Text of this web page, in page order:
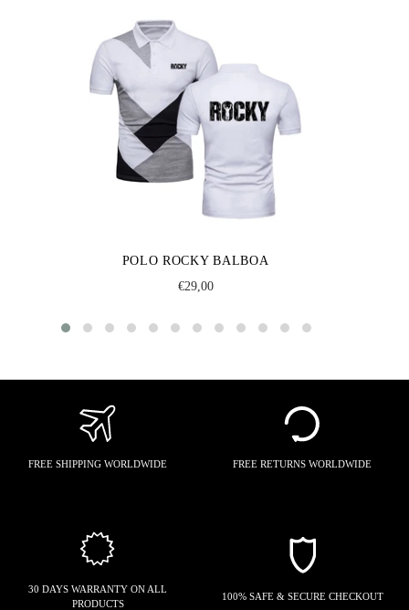
POLO ROCKY BALBOA
Regular
€29,00
FREE SHIPPING WORLDWIDE FREE RETURNS WORLDWIDE
30 DAYS WARRANTY ON ALL
PRODUCTS
100% SAFE & SECURE CHECKOUT